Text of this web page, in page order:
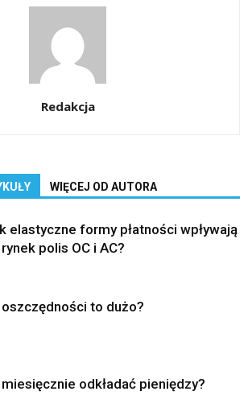
Redakcja
WIĘCEJ OD AUTORA
elastyczne formy płatności wpływają
polis OC i AC?
oszczędności to dużo?
odkładać pieniędzy?